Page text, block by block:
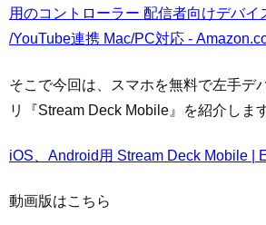
用のコントローラー 配信者向けデバイ
/YouTube連携 Mac/PC対応 -
そこで今回は、スマホを無料で左手デ
リ『Stream Deck Mobile』を紹介します
iOS、Android用 Stream Deck Mobile |
動画版はこちら